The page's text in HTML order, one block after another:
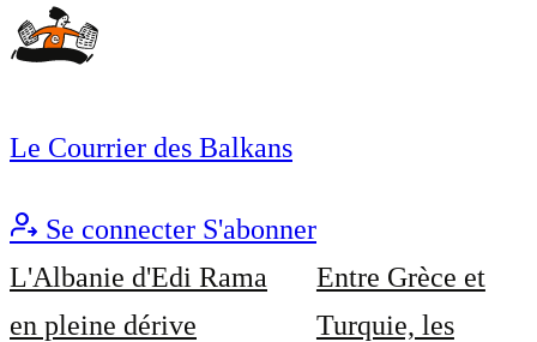
Le Courrier des Balkans
Se connecter S'abonner
L'Albanie d'Edi Rama
en pleine dérive
Entre Grèce et
Turquie, les